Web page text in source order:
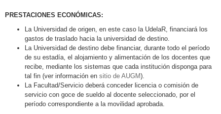
PRESTACIONES ECONÓMICAS:
La Universidad de origen, en este caso la UdelaR, financiará los
gastos de traslado hacia la universidad de destino.
La Universidad de destino debe financiar, durante todo el período
de su estadía, el alojamiento y alimentación de los docentes que
recibe, mediante los sistemas que cada institución disponga para
tal fin (ver información en sitio de AUGM).
La Facultad/Servicio deberá conceder licencia o comisión de
servicio con goce de sueldo al docente seleccionado, por el
período correspondiente a la movilidad aprobada.